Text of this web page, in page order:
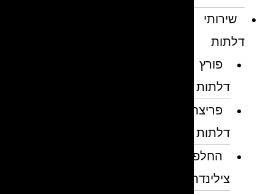
שירותי
דלתות
פורץ
דלתות
פריצת
דלתות
החלפת
צילינדרים